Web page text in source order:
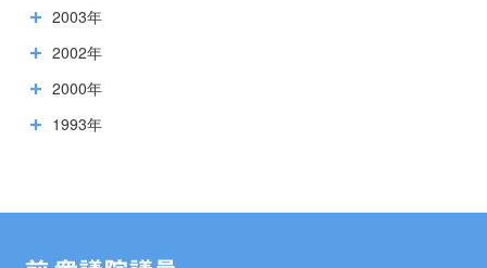
2003年
2002年
2000年
1993年